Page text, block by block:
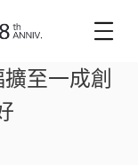
至一成創